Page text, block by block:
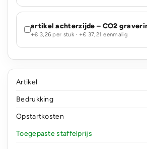
artikel achterzijde – CO2
+€ 3,26 per stuk · +€ 37,21 eenmalig
Artikel
Bedrukking
Opstartkosten
Toegepaste staffelprijs